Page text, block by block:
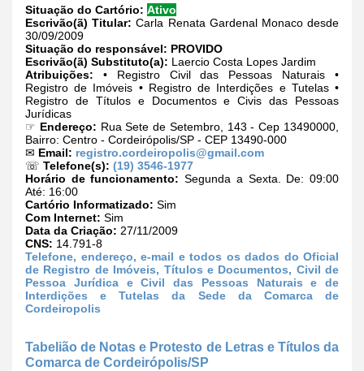
Situação do Cartório: Ativo
Escrivão(ã) Titular: Carla Renata Gardenal Monaco desde
30/09/2009
Situação do responsável: PROVIDO
Escrivão(ã) Substituto(a): Laercio Costa Lopes Jardim
Atribuições: • Registro Civil das Pessoas Naturais •
Registro de Imóveis • Registro de Interdições e Tutelas •
Registro de Títulos e Documentos e Civis das Pessoas
Jurídicas
☞ Endereço: Rua Sete de Setembro, 143 - Cep 13490000,
Bairro: Centro - Cordeirópolis/SP - CEP 13490-000
✉ Email: registro.cordeiropolis@gmail.com
☏ Telefone(s): (19) 3546-1977
Horário de funcionamento: Segunda a Sexta. De: 09:00
Até: 16:00
Cartório Informatizado: Sim
Com Internet: Sim
Data da Criação: 27/11/2009
CNS: 14.791-8
Telefone, endereço, e-mail e todos os dados do Oficial
de Registro de Imóveis, Títulos e Documentos, Civil de
Pessoa Jurídica e Civil das Pessoas Naturais e de
Interdições e Tutelas da Sede da Comarca de
Cordeiropolis
Tabelião de Notas e Protesto de Letras e Títulos da
Comarca de Cordeirópolis/SP